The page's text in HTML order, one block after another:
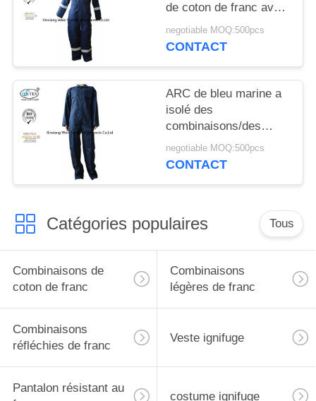
de coton de franc avec
l'hiver 300gsm de
capot
negotiable MOQ:500pcs
CONTACT
ARC de bleu marine a
isolé des
combinaisons/des
vêtements de travail
ignifuges femme
negotiable MOQ:500pcs
CONTACT
Catégories populaires Tous
Combinaisons de
coton de franc
Combinaisons
légères de franc
Combinaisons
réfléchies de franc
Veste ignifuge
Pantalon résistant au
costume ignifuge